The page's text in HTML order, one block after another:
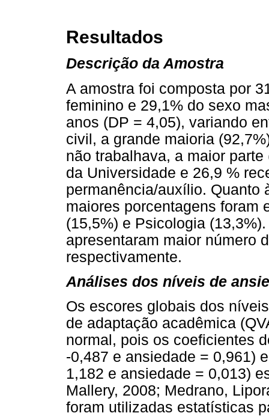
Resultados
Descrição da Amostra
A amostra foi composta por
feminino e 29,1% do sexo
anos (DP = 4,05), variando
civil, a grande maioria
não trabalhava, a maior
da Universidade e 26,9 %
permanência/auxílio. Quanto
maiores porcentagens foram
(15,5%) e Psicologia
apresentaram maior número
respectivamente.
Análises dos níveis de
Os escores globais dos
de adaptação acadêmica
normal, pois os coeficientes
-0,487 e ansiedade = 0,961)
1,182 e ansiedade = 0,013)
Mallery, 2008; Medrano,
foram utilizadas estatísticas